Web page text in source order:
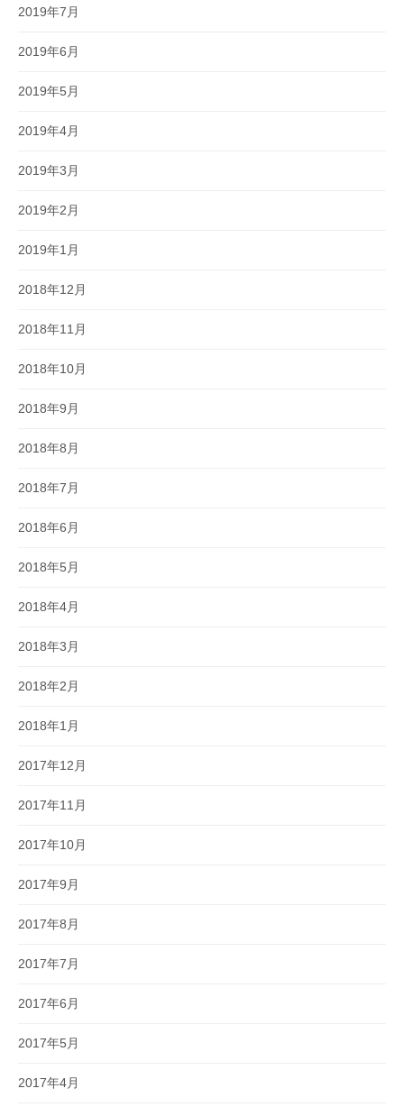
2019年7月
2019年6月
2019年5月
2019年4月
2019年3月
2019年2月
2019年1月
2018年12月
2018年11月
2018年10月
2018年9月
2018年8月
2018年7月
2018年6月
2018年5月
2018年4月
2018年3月
2018年2月
2018年1月
2017年12月
2017年11月
2017年10月
2017年9月
2017年8月
2017年7月
2017年6月
2017年5月
2017年4月